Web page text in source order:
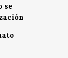
se